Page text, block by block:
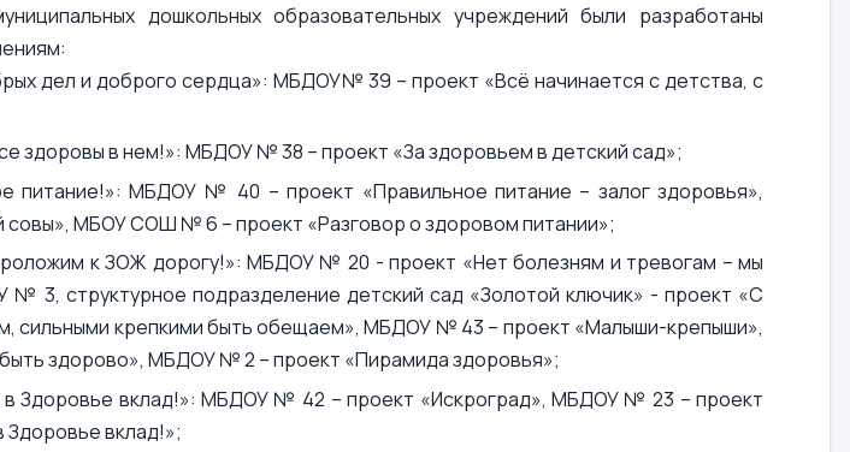
дошкольных образовательных учреждений были разработаны
дел и доброго сердца»: МБДОУ№ 39 – проект «Всё начинается с детства, с
здоровы в нем!»: МБДОУ № 38 – проект «За здоровьем в детский сад»;
питание!»: МБДОУ № 40 – проект «Правильное питание – залог здоровья»,
МБОУ СОШ № 6 – проект «Разговор о здоровом питании»;
к ЗОЖ дорогу!»: МБДОУ № 20 - проект «Нет болезням и тревогам – мы
3, структурное подразделение детский сад «Золотой ключик» - проект «С
сильными крепкими быть обещаем», МБДОУ № 43 – проект «Малыши-крепыши»,
здорово», МБДОУ № 2 – проект «Пирамида здоровья»;
Здоровье вклад!»: МБДОУ № 42 – проект «Искроград», МБДОУ № 23 – проект
Здоровье вклад!»;